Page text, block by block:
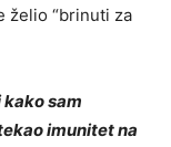
želio “brinuti za
sam
imunitet na